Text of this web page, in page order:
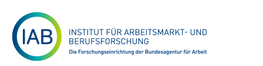
zum
Inhalt